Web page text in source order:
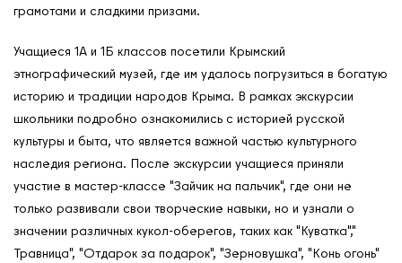
О нас
Контакты
Мероприятия
Обмен опытом
САШ ЮНЕСКО в РФ
Новости
Международные дни
Кафедры ЮНЕСКО РФ
грамотами и сладкими призами.
Учащиеся 1А и 1Б классов посетили Крымский
этнографический музей, где им удалось погрузиться в богатую
историю и традиции народов Крыма. В рамках экскурсии
школьники подробно ознакомились с историей русской
культуры и быта, что является важной частью культурного
наследия региона. После экскурсии учащиеся приняли
участие в мастер-классе "Зайчик на пальчик", где они не
только развивали свои творческие навыки, но и узнали о
значении различных кукол-оберегов, таких как "Куватка","
Травница", "Отдарок за подарок", "Зерновушка", "Конь огонь"